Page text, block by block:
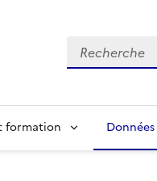
Recherche
formation